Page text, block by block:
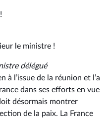
le ministre !
délégué
à l’issue de la réunion et l’a
dans ses efforts en vue
désormais montrer
de la paix. La France